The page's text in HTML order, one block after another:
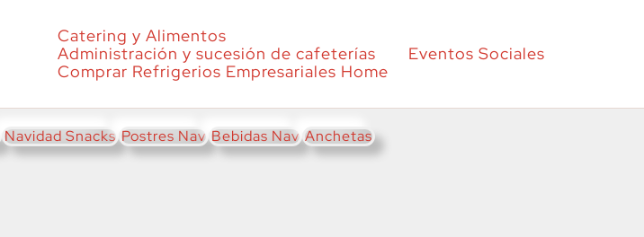
Catering y Alimentos
Administración y sucesión de cafeterías
Eventos Sociales
Comprar Refrigerios Empresariales Home
Navidad Snacks Postres Nav Bebidas Nav Anchetas